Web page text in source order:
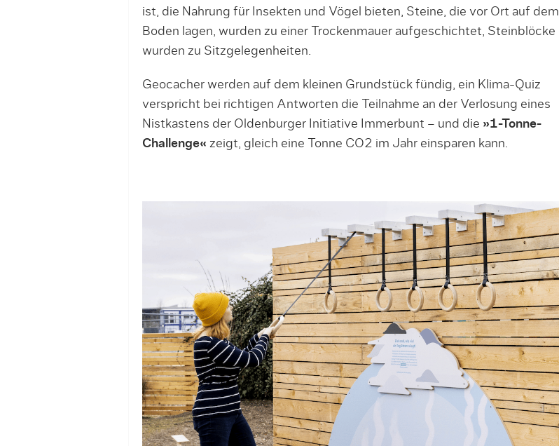
ist, die Nahrung für Insekten und Vögel bieten, Steine, die vor Ort auf dem
Boden lagen, wurden zu einer Trockenmauer aufgeschichtet, Steinblöcke
wurden zu Sitzgelegenheiten.
Geocacher werden auf dem kleinen Grundstück fündig, ein Klima-Quiz
verspricht bei richtigen Antworten die Teilnahme an der Verlosung eines
Nistkastens der Oldenburger Initiative Immerbunt – und die »1-Tonne-
Challenge« zeigt, gleich eine Tonne CO2 im Jahr einsparen kann.